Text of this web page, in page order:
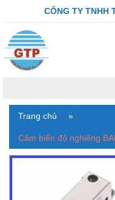
CÔNG TY TNHH
Trang chủ »
Cảm biến độ nghiêng